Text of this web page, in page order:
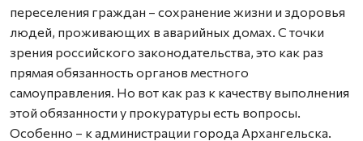
переселения граждан – сохранение жизни и здоровья
людей, проживающих в аварийных домах. С точки
зрения российского законодательства, это как раз
прямая обязанность органов местного
самоуправления. Но вот как раз к качеству выполнения
этой обязанности у прокуратуры есть вопросы.
Особенно – к администрации города Архангельска.